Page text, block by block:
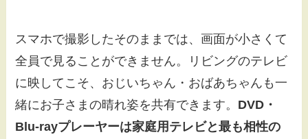
スマホで撮影したそのままでは、画面が小さくて
全員で見ることができません。リビングのテレビ
に映してこそ、おじいちゃん・おばあちゃんも一
緒にお子さまの晴れ姿を共有できます。 DVD・
Blu-rayプレーヤーは家庭用テレビと最も相性の